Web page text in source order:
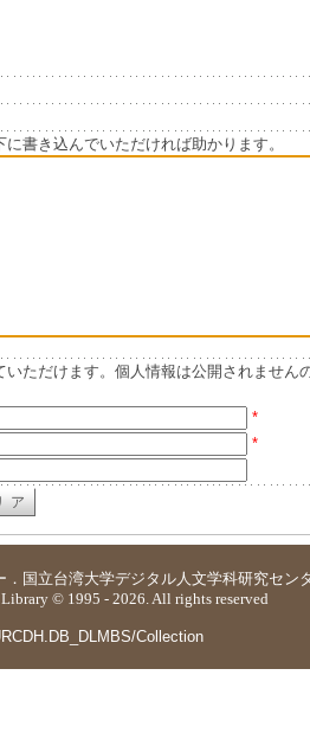
書き込んでいただければ助かります。
ただけます。個人情報は公開されません
*
*
． 国立台湾大学デジタル人文学科研究セン
© 1995 - 2026. All rights reserved
Collection